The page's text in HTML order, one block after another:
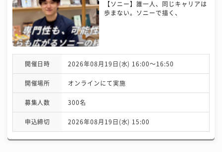
【ソニー】誰一人、同じキャリアは
歩まない。ソニーで描く、
開催日時 2026年08月19日(水) 16:00〜16:50
開催場所 オンラインにて実施
募集人数 300名
申込締切 2026年08月19日(水) 15:00